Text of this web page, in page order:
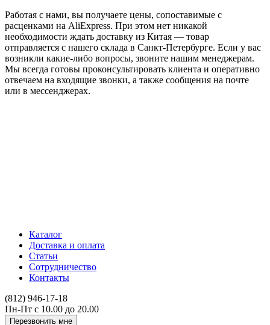
Работая с нами, вы получаете цены, сопоставимые с
расценками на AliExpress. При этом нет никакой
необходимости ждать доставку из Китая — товар
отправляется с нашего склада в Санкт-Петербурге. Если у вас
возникли какие-либо вопросы, звоните нашим менеджерам.
Мы всегда готовы проконсультировать клиента и оперативно
отвечаем на входящие звонки, а также сообщения на почте
или в мессенджерах.
Каталог
Доставка и оплата
Статьи
Сотрудничество
Контакты
(812) 946-17-18
Пн-Пт с 10.00 до 20.00
Перезвонить мне